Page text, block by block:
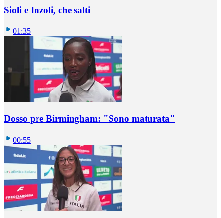
Sioli e Inzoli, che salti
01:35
Dosso pre Birmingham: "Sono maturata"
00:55